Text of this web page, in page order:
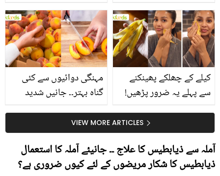
سے متعلق غلط فہمیوں کی
حقیقت کیا ہے اور افواہ
کیا؟
بتائے راز
مہنگی دوائیوں سے کئی
گناہ بہتر۔۔ جانیں شدید
کیوں کھانا چاہیے؟
کیلے کے چھلکے پھینکنے
سے پہلے یہ ضرور پڑھیں!
سستا اور قدرتی حلVIEW MORE ARTICLES
آملہ سے ذیابطیس کا علاج ۔۔ جانیئے آملہ کا استعمال
ذیابطیس کا شکار مریضوں کے لئے کیوں ضروری ہے؟